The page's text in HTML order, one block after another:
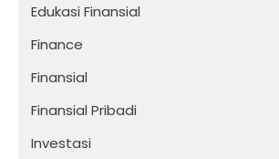
Edukasi Finansial
Finance
Finansial
Finansial Pribadi
Investasi